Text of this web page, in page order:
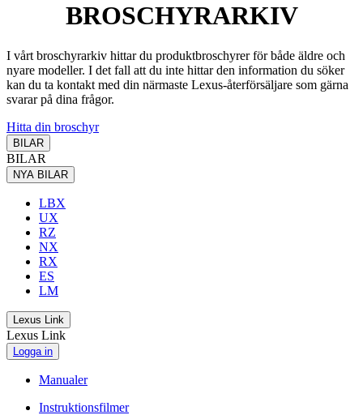
BROSCHYRARKIV
I vårt broschyrarkiv hittar du produktbroschyrer för både äldre och
nyare modeller. I det fall att du inte hittar den information du söker
kan du ta kontakt med din närmaste Lexus-återförsäljare som gärna
svarar på dina frågor.
Hitta din broschyr
BILAR
BILAR
NYA BILAR
LBX
UX
RZ
NX
RX
ES
LM
Lexus Link
Lexus Link
Logga in
Manualer
Instruktionsfilmer